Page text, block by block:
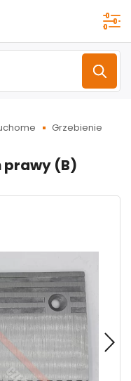
Grzebienie
prawy (B)